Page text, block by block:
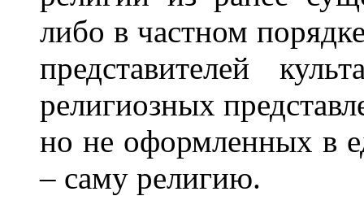
либо в частном
представителей
религиозных
но не оформленных в
– саму религию.